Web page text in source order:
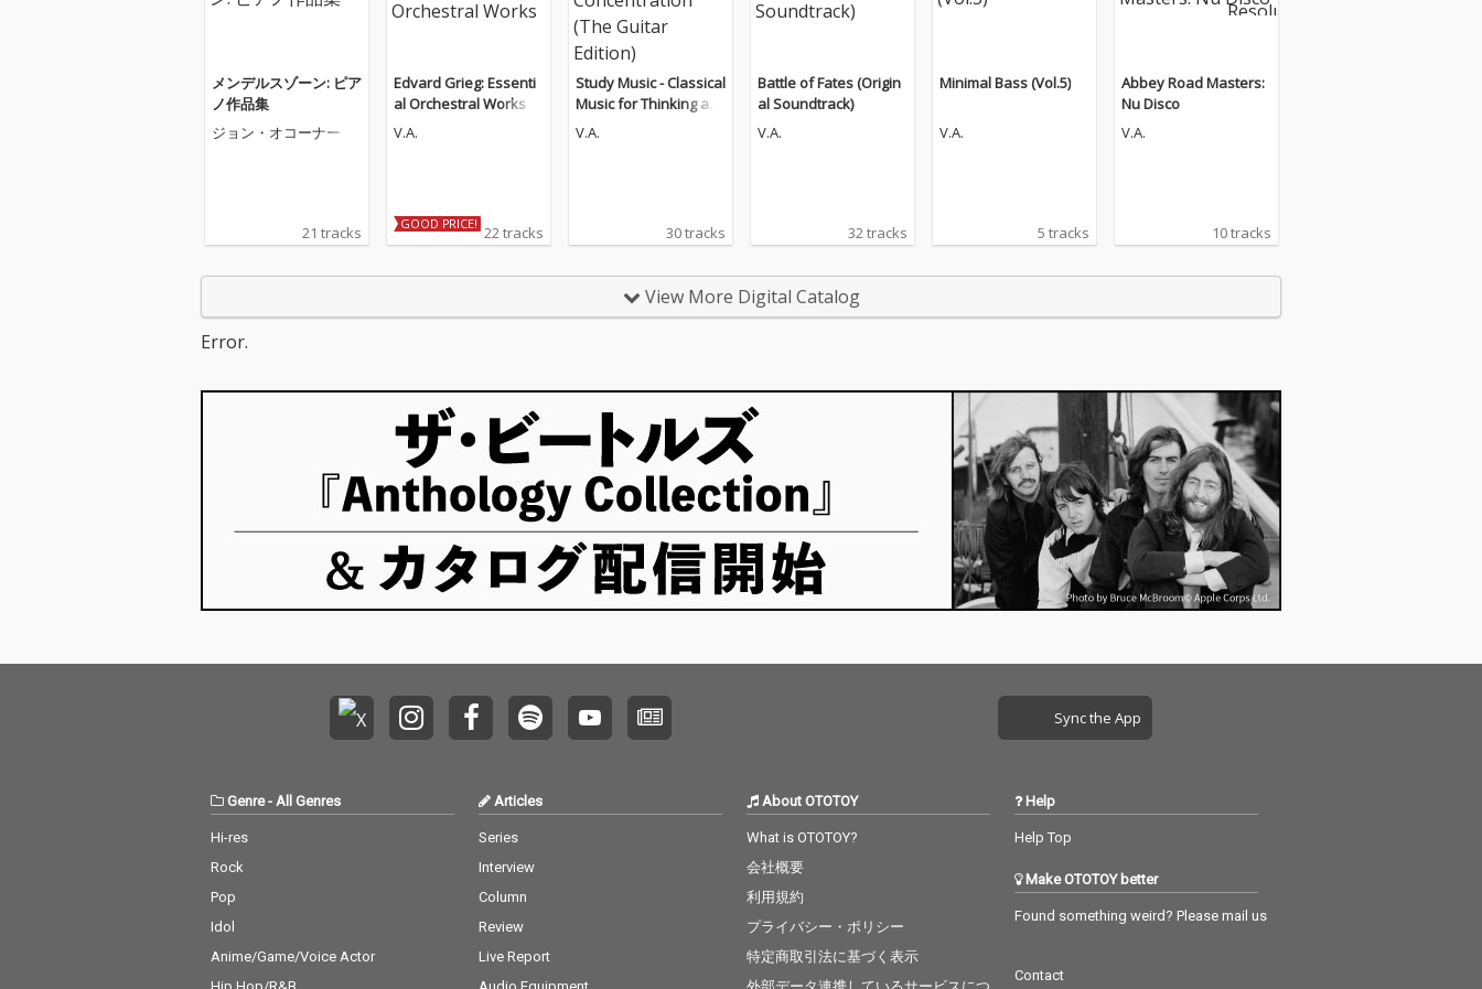
メンデルスゾーン: ピア
ノ作品集
ジョン・オコーナー
21 tracks
Edvard Grieg: Essenti
al Orchestral Works
V.A.
GOOD PRICE! 22 tracks
Study Music - Classical
Music for Thinking an
d Concentration (The
V.A.
30 tracks
Battle of Fates (Origin
al Soundtrack)
V.A.
32 tracks
Minimal Bass (Vol.5)
V.A.
5 tracks
Abbey Road Masters:
Nu Disco
V.A.
10 tracks
View More Digital Catalog
Error.
Sync the App
Genre- All Genres
Hi-res
Rock
Pop
Idol
Anime/Game/Voice Actor
Articles
Series
Interview
Column
Review
Live Report
About OTOTOY
What is OTOTOY?
会社概要
利用規約
プライバシー・ポリシー
特定商取引法に基づく表示
Help
Help Top
Make OTOTOY better
Found something weird? Please mail us
Contact